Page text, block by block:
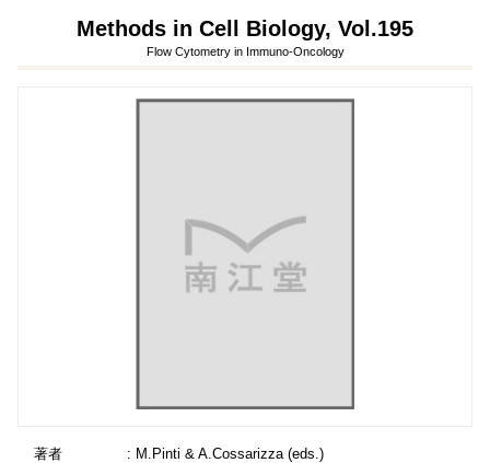
Methods in Cell Biology, Vol.195
Flow Cytometry in Immuno-Oncology
著者
: M.Pinti & A.Cossarizza (eds.)